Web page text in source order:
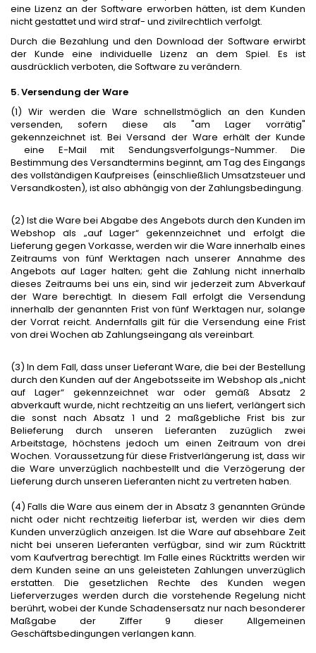
eine Lizenz an der Software erworben hätten, ist dem Kunden
nicht gestattet und wird straf- und zivilrechtlich verfolgt.
Durch die Bezahlung und den Download der Software erwirbt
der Kunde eine individuelle Lizenz an dem Spiel. Es ist
ausdrücklich verboten, die Software zu verändern.
5. Versendung der Ware
(1) Wir werden die Ware schnellstmöglich an den Kunden
versenden, sofern diese als "am Lager vorrätig"
gekennzeichnet ist. Bei Versand der Ware erhält der Kunde
eine E-Mail mit Sendungsverfolgungs-Nummer. Die
Bestimmung des Versandtermins beginnt, am Tag des Eingangs
des vollständigen Kaufpreises (einschließlich Umsatzsteuer und
Versandkosten), ist also abhängig von der Zahlungsbedingung.
(2) Ist die Ware bei Abgabe des Angebots durch den Kunden im
Webshop als „auf Lager“ gekennzeichnet und erfolgt die
Lieferung gegen Vorkasse, werden wir die Ware innerhalb eines
Zeitraums von fünf Werktagen nach unserer Annahme des
Angebots auf Lager halten; geht die Zahlung nicht innerhalb
dieses Zeitraums bei uns ein, sind wir jederzeit zum Abverkauf
der Ware berechtigt. In diesem Fall erfolgt die Versendung
innerhalb der genannten Frist von fünf Werktagen nur, solange
der Vorrat reicht. Andernfalls gilt für die Versendung eine Frist
von drei Wochen ab Zahlungseingang als vereinbart.
(3) In dem Fall, dass unser Lieferant Ware, die bei der Bestellung
durch den Kunden auf der Angebotsseite im Webshop als „nicht
auf Lager“ gekennzeichnet war oder gemäß Absatz 2
abverkauft wurde, nicht rechtzeitig an uns liefert, verlängert sich
die sonst nach Absatz 1 und 2 maßgebliche Frist bis zur
Belieferung durch unseren Lieferanten zuzüglich zwei
Arbeitstage, höchstens jedoch um einen Zeitraum von drei
Wochen. Voraussetzung für diese Fristverlängerung ist, dass wir
die Ware unverzüglich nachbestellt und die Verzögerung der
Lieferung durch unseren Lieferanten nicht zu vertreten haben.
(4) Falls die Ware aus einem der in Absatz 3 genannten Gründe
nicht oder nicht rechtzeitig lieferbar ist, werden wir dies dem
Kunden unverzüglich anzeigen. Ist die Ware auf absehbare Zeit
nicht bei unseren Lieferanten verfügbar, sind wir zum Rücktritt
vom Kaufvertrag berechtigt. Im Falle eines Rücktritts werden wir
dem Kunden seine an uns geleisteten Zahlungen unverzüglich
erstatten. Die gesetzlichen Rechte des Kunden wegen
Lieferverzuges werden durch die vorstehende Regelung nicht
berührt, wobei der Kunde Schadensersatz nur nach besonderer
Maßgabe der Ziffer 9 dieser Allgemeinen
Geschäftsbedingungen verlangen kann.